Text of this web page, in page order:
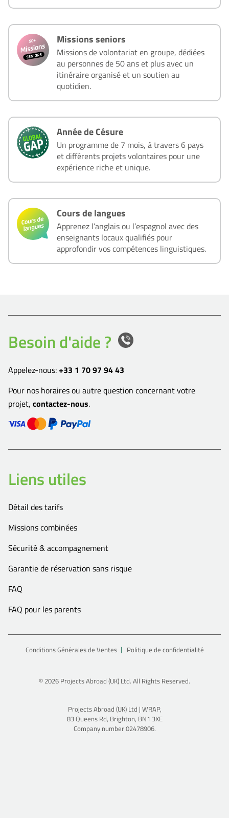
Missions seniors
Missions de volontariat en groupe, dédiées
au personnes de 50 ans et plus avec un
itinéraire organisé et un soutien au
quotidien.
Année de Césure
Un programme de 7 mois, à travers 6 pays
et différents projets volontaires pour une
expérience riche et unique.
Cours de langues
Apprenez l’anglais ou l’espagnol avec des
enseignants locaux qualifiés pour
approfondir vos compétences linguistiques.
Besoin d'aide ?
Appelez-nous:+33 1 70 97 94 43
Pour nos horaires ou autre question concernant votre
projet, contactez-nous.
Liens utiles
Détail des tarifs
Missions combinées
Sécurité & accompagnement
Garantie de réservation sans risque
FAQ
FAQ pour les parents
Conditions Générales de Ventes Politique de confidentialité
© 2026 Projects Abroad (UK) Ltd. All Rights Reserved.
Projects Abroad (UK) Ltd | WRAP,
83 Queens Rd, Brighton, BN1 3XE
Company number 02478906.